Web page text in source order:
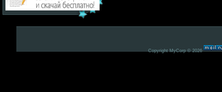
Copyright MyCorp © 2026